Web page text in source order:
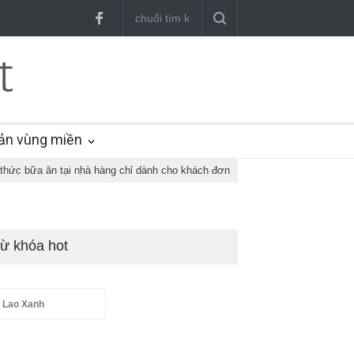
vùng miền
bữa ăn tại nhà hàng chỉ dành cho khách đơn
khóa hot
Lao Xanh